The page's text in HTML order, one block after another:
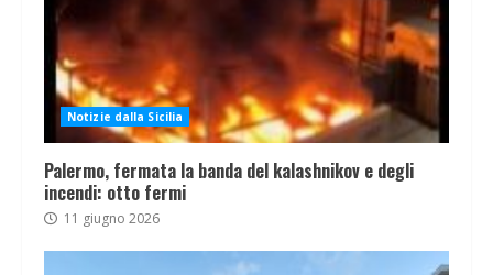
Notizie dalla Sicilia
Palermo, fermata la banda del kalashnikov e degli
incendi: otto fermi
11 giugno 2026